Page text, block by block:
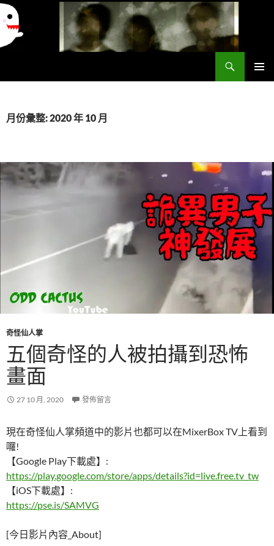
要
月份彙整: 2020 年 10 月
奇怪仙人掌
五個奇怪的人被拍攝到恐怖
畫面
27 10 月, 2020 發佈留言
現在奇怪仙人掌頻道中的影片也都可以在MixerBox TV上看到
囉!
【Google Play下載處】:
https://play.google.com/store/apps/details?id=live.free.tv_tw
【iOS下載處】:
https://pse.is/SAMVG
[今日影片內容_About]